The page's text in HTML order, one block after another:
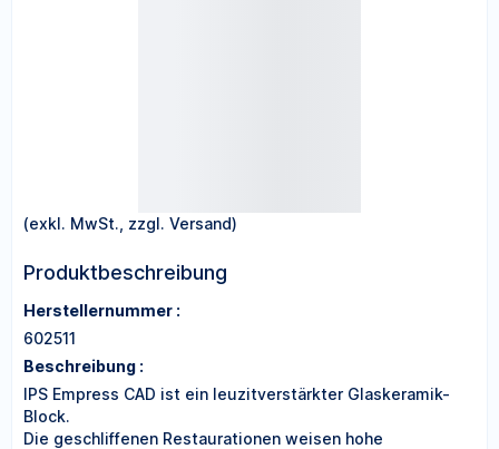
(exkl. MwSt., zzgl. Versand)
Produktbeschreibung
Herstellernummer :
602511
Beschreibung :
IPS Empress CAD ist ein leuzitverstärkter Glaskeramik-
Block.
Die geschliffenen Restaurationen weisen hohe